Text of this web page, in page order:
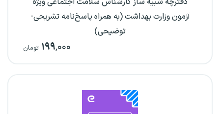
آزمون وزارت بهداشت (به همراه پاسخ‌نامه تشریحی-
توضیحی)
۱۹۹,۰۰۰ تومان